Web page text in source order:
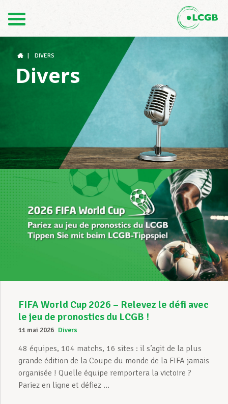
DE
Structures syndicales
Assistance au Travail
Vos droits
Devenir Membre
Actualités
DIVERS
Divers
FIFA World Cup 2026 – Relevez le défi avec
le jeu de pronostics du LCGB !
11 mai 2026 Divers
48 équipes, 104 matchs, 16 sites : il s’agit de la plus
grande édition de la Coupe du monde de la FIFA jamais
organisée ! Quelle équipe remportera la victoire ?
Pariez en ligne et défiez ...